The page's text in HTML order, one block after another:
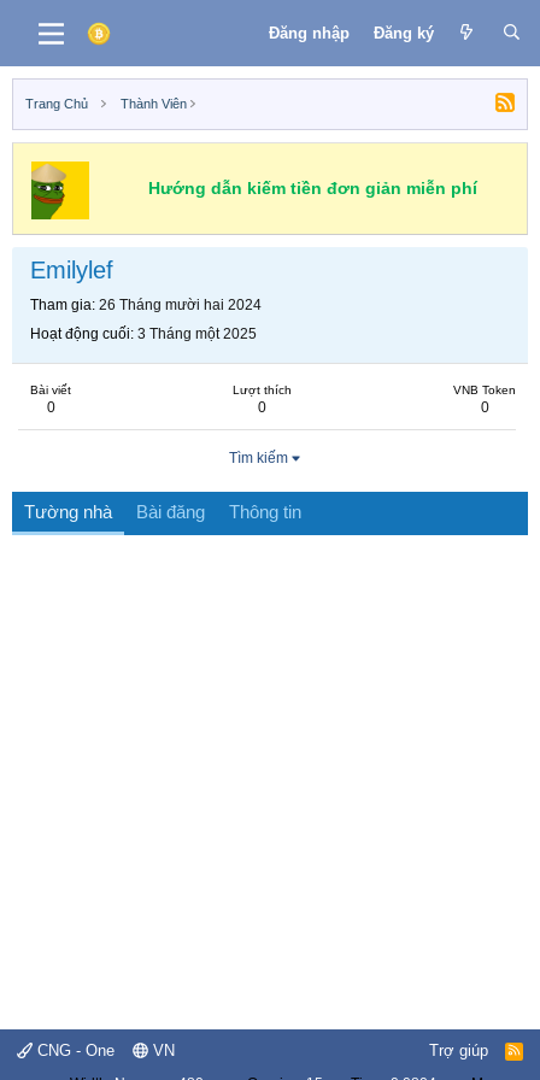
Đăng nhập Đăng ký
Trang Chủ Thành Viên
Hướng dẫn kiếm tiền đơn giản miễn phí
Emilylef
Tham gia 26 Tháng mười hai 2024
Hoạt động cuối 3 Tháng một 2025
Bài viết
0
Lượt thích
0
VNB Token
0
Tìm kiếm
Tường nhà Bài đăng Thông tin
CNG - One VN Trợ giúp
R